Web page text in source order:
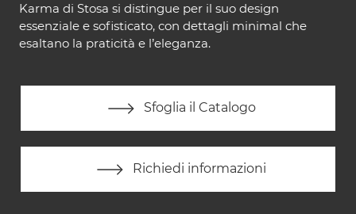
Karma di Stosa si distingue per il suo design
essenziale e sofisticato, con dettagli minimal che
esaltano la praticità e l’eleganza.
Sfoglia il Catalogo
Richiedi informazioni